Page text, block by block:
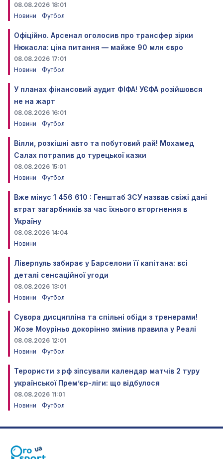
08.08.2026 18:01
Новини
Футбол
Офіційно. Арсенал оголосив про трансфер зірки
Нюкасла: ціна питання — майже 90 млн євро
08.08.2026 17:01
Новини
Футбол
У планах фінансовий аудит ФІФА! УЄФА розійшовся
не на жарт
08.08.2026 16:01
Новини
Футбол
Вілли, розкішні авто та побутовий рай! Мохамед
Салах потрапив до турецької казки
08.08.2026 15:01
Новини
Футбол
Вже мінус 1 456 610 : Генштаб ЗСУ назвав свіжі дані
втрат загарбників за час їхнього вторгнення в
Україну
08.08.2026 14:04
Новини
Ліверпуль забирає у Барселони її капітана: всі
деталі сенсаційної угоди
08.08.2026 13:01
Новини
Футбол
Сувора дисципліна та спільні обіди з тренерами!
Жозе Моуріньо докорінно змінив правила у Реалі
08.08.2026 12:01
Новини
Футбол
Терористи з рф зіпсували календар матчів 2 туру
української Прем’єр-ліги: що відбулося
08.08.2026 11:01
Новини
Футбол